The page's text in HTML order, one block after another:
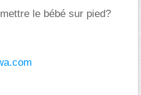
le bébé sur pied?